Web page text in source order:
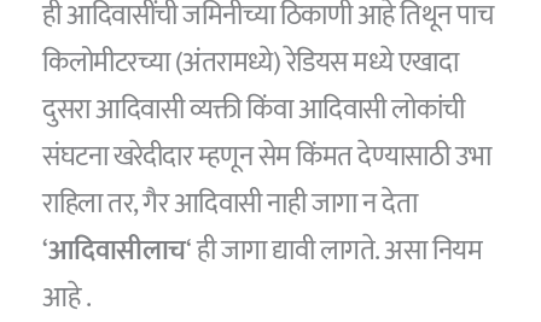
ही आदिवासींची जमिनीच्या ठिकाणी आहे तिथून पाच
किलोमीटरच्या (अंतरामध्ये) रेडियस मध्ये एखादा
दुसरा आदिवासी व्यक्ती किंवा आदिवासी लोकांची
संघटना खरेदीदार म्हणून सेम किंमत देण्यासाठी उभा
राहिला तर, गैर आदिवासी नाही जागा न देता
‘आदिवासीलाच‘ ही जागा द्यावी लागते. असा नियम
आहे .